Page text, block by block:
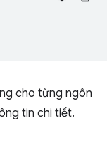
cho từng ngôn
tin chi tiết.